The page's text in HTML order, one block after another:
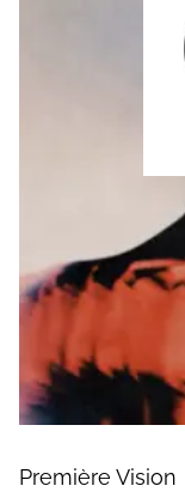
Première Vision